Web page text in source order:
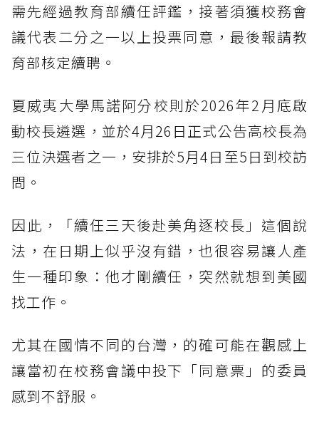
需先經過教育部續任評鑑，接著須獲校務會
議代表二分之一以上投票同意，最後報請教
育部核定續聘。
夏威夷大學馬諾阿分校則於2026年2月底啟
動校長遴選，並於4月26日正式公告高校長為
三位決選者之一，安排於5月4日至5日到校訪
問。
因此，「續任三天後赴美角逐校長」這個說
法，在日期上似乎沒有錯，也很容易讓人產
生一種印象：他才剛續任，突然就想到美國
找工作。
尤其在國情不同的台灣，的確可能在觀感上
讓當初在校務會議中投下「同意票」的委員
感到不舒服。